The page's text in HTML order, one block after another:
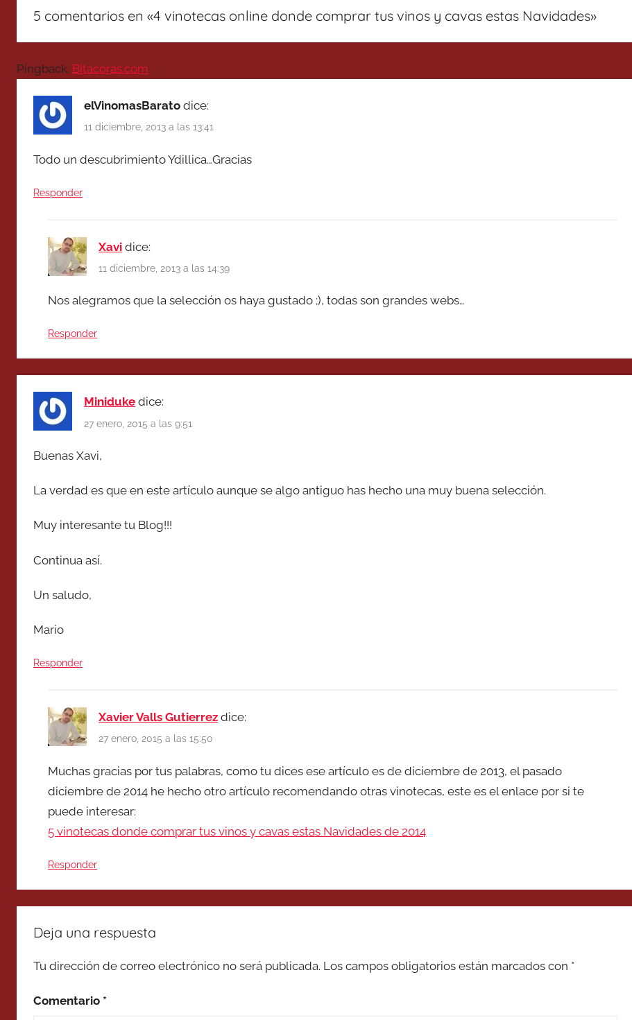
5 comentarios en «4 vinotecas online donde comprar tus vinos y cavas estas Navidades»
Pingback: Bitacoras.com
elVinomasBarato dice:
11 diciembre, 2013 a las 13:41
Todo un descubrimiento Ydillica…Gracias
Responder
Xavi dice:
11 diciembre, 2013 a las 14:39
Nos alegramos que la selección os haya gustado ;), todas son grandes webs…
Responder
Miniduke dice:
27 enero, 2015 a las 9:51
Buenas Xavi,
La verdad es que en este artículo aunque se algo antiguo has hecho una muy buena selección.
Muy interesante tu Blog!!!
Continua así.
Un saludo,
Mario
Responder
Xavier Valls Gutierrez dice:
27 enero, 2015 a las 15:50
Muchas gracias por tus palabras, como tu dices ese artículo es de diciembre de 2013, el pasado
diciembre de 2014 he hecho otro artículo recomendando otras vinotecas, este es el enlace por si te
puede interesar:
5 vinotecas donde comprar tus vinos y cavas estas Navidades de 2014
Responder
Deja una respuesta
Tu dirección de correo electrónico no será publicada. Los campos obligatorios están marcados con *
Comentario *